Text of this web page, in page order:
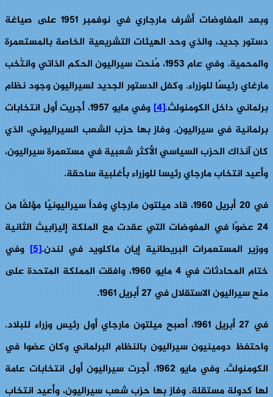
وبعد المفاوضات أشرف مارجاري في نوفمبر 1951 على صياغة
دستور جديد، والذي وحد الهيئات التشريعية الخاصة بالمستعمرة
والمحمية. وفي عام 1953، مُنحت سيراليون الحكم الذاتي وانتُخب
مارغاي رئيسًا للوزراء. وكفل الدستور الجديد لسيراليون وجود نظام
برلماني داخل الكومنولث.[4]
وفي مايو 1957، أجريت أول انتخابات
برلمانية في سيراليون. وفاز بها حزب الشعب السيراليوني، الذي
كان آنذاك الحزب السياسي الأكثر شعبية في مستعمرة سيراليون،
وأعيد انتخاب مارجاي رئيسا للوزراء بأغلبية ساحقة.
في 20 أبريل 1960،
قاد ميلتون مارجاي وفداً سيراليونيًا مؤلفًا من
24 عضوًا في المفوضات التي عقدت مع الملكة إليزابيث الثانية
ووزير المستعمرات البريطانية إيان ماكلويد في لندن.[5]
وفي
ختام المحادثات في 4 مايو 1960، وافقت المملكة المتحدة على
منح سيراليون الاستقلال في 27 أبريل 1961.
في 27 أبريل 1961،
أصبح ميلتون مارجاي أول رئيس وزراء للبلاد.
واحتفظ دومينيون سيراليون بالنظام البرلماني وكان عضوا في
الكومنولث. وفي مايو 1962، أجرت سيراليون أول انتخابات عامة
لها كدولة مستقلة. وفاز بها حزب شعب سيراليون، وأعيد انتخاب